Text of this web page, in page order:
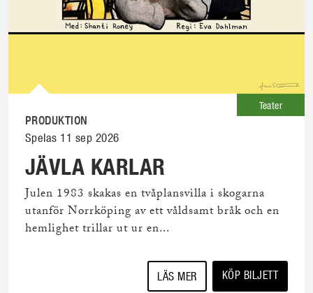
Teater
PRODUKTION
Spelas 11 sep 2026
JÄVLA KARLAR
Julen 1983 skakas en tvåplansvilla i skogarna
utanför Norrköping av ett våldsamt bråk och en
hemlighet trillar ut ur en...
LÄS MER KÖP BILJETT